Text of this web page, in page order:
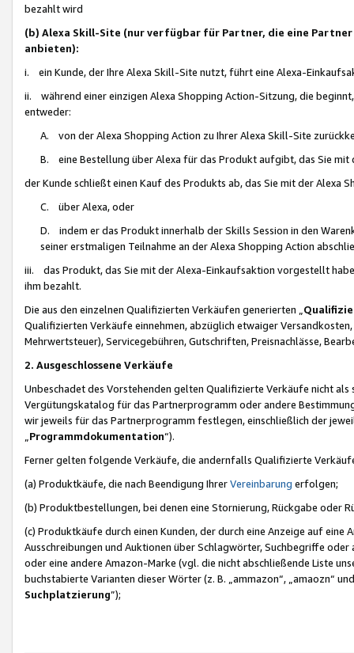
bezahlt wird
(b) Alexa Skill-Site (nur verfügbar für Partner, die eine
anbieten):
i. ein Kunde, der Ihre Alexa Skill-Site nutzt, führt eine Alexa-
ii. während einer einzigen Alexa Shopping Action-Sitzung, die
entweder:
A. von der Alexa Shopping Action zu Ihrer Alexa Skill-Site
B. eine Bestellung über Alexa für das Produkt aufgibt, das Sie mit
der Kunde schließt einen Kauf des Produkts ab, das Sie mit der Alexa
C. über Alexa, oder
D. indem er das Produkt innerhalb der Skills Session in den
seiner erstmaligen Teilnahme an der Alexa Shopping Action
iii. das Produkt, das Sie mit der Alexa-Einkaufsaktion vorgestellt
ihm bezahlt.
Die aus den einzelnen Qualifizierten Verkäufen generierten „
Qualifizierten Verkäufe einnehmen, abzüglich etwaiger
Mehrwertsteuer), Servicegebühren, Gutschriften, Preisnachlässe,
2. Ausgeschlossene Verkäufe
Unbeschadet des Vorstehenden gelten Qualifizierte Verkäufe nicht
Vergütungskatalog für das Partnerprogramm oder andere
wir jeweils für das Partnerprogramm festlegen, einschließlich der
Programmdokumentation“).
Ferner gelten folgende Verkäufe, die andernfalls Qualifizierte
(a) Produktkäufe, die nach Beendigung IhrerVereinbarung erfolgen;
(b) Produktbestellungen, bei denen eine Stornierung, Rückgabe oder
(c) Produktkäufe durch einen Kunden, der durch eine Anzeige auf
Ausschreibungen und Auktionen über Schlagwörter, Suchbegriffe
oder eine andere Amazon-Marke (vgl. die nicht abschließende Liste
buchstabierte Varianten dieser Wörter (z. B. „ammazon“, „amaozn“
Suchplatzierung”);